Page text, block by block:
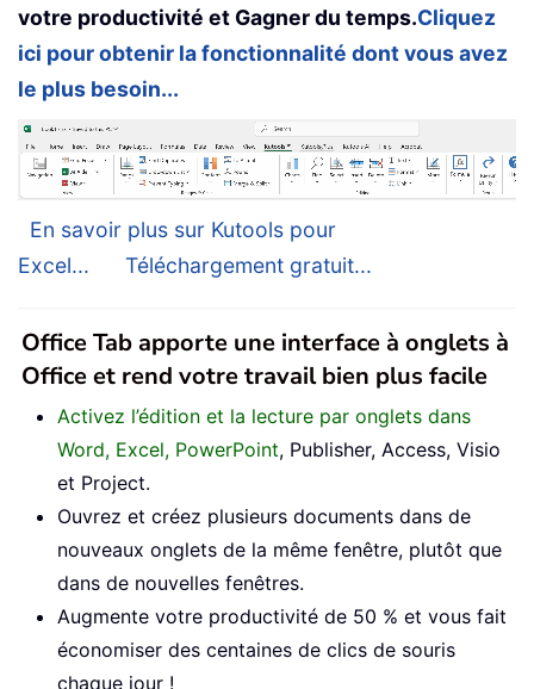
votre productivité et Gagner du temps.Cliquez
ici pour obtenir la fonctionnalité dont vous avez
le plus besoin...
En savoir plus sur Kutools pour
Excel...
Téléchargement gratuit...
Office Tab apporte une interface à onglets à
Office et rend votre travail bien plus facile
Activez l’édition et la lecture par onglets dans
Word, Excel, PowerPoint, Publisher, Access, Visio
et Project.
Ouvrez et créez plusieurs documents dans de
nouveaux onglets de la même fenêtre, plutôt que
dans de nouvelles fenêtres.
Augmente votre productivité de 50 % et vous fait
économiser des centaines de clics de souris
chaque jour !